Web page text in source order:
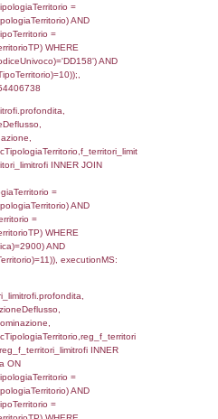
FROM
ON
=
=
f_territori_limitrofi.Distanza,